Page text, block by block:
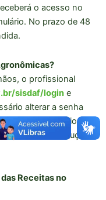
o acesso no
No prazo de 48
o profissional
sisdaf/login e
alterar a senha
login, o usuário
as instruções
Receitas no